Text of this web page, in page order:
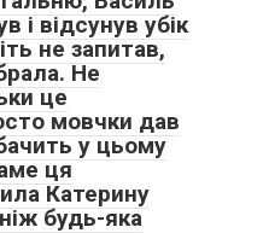
і відсунув убік
не запитав,
Не
це
мовчки дав
у цьому
ця
Катерину
будь-яка